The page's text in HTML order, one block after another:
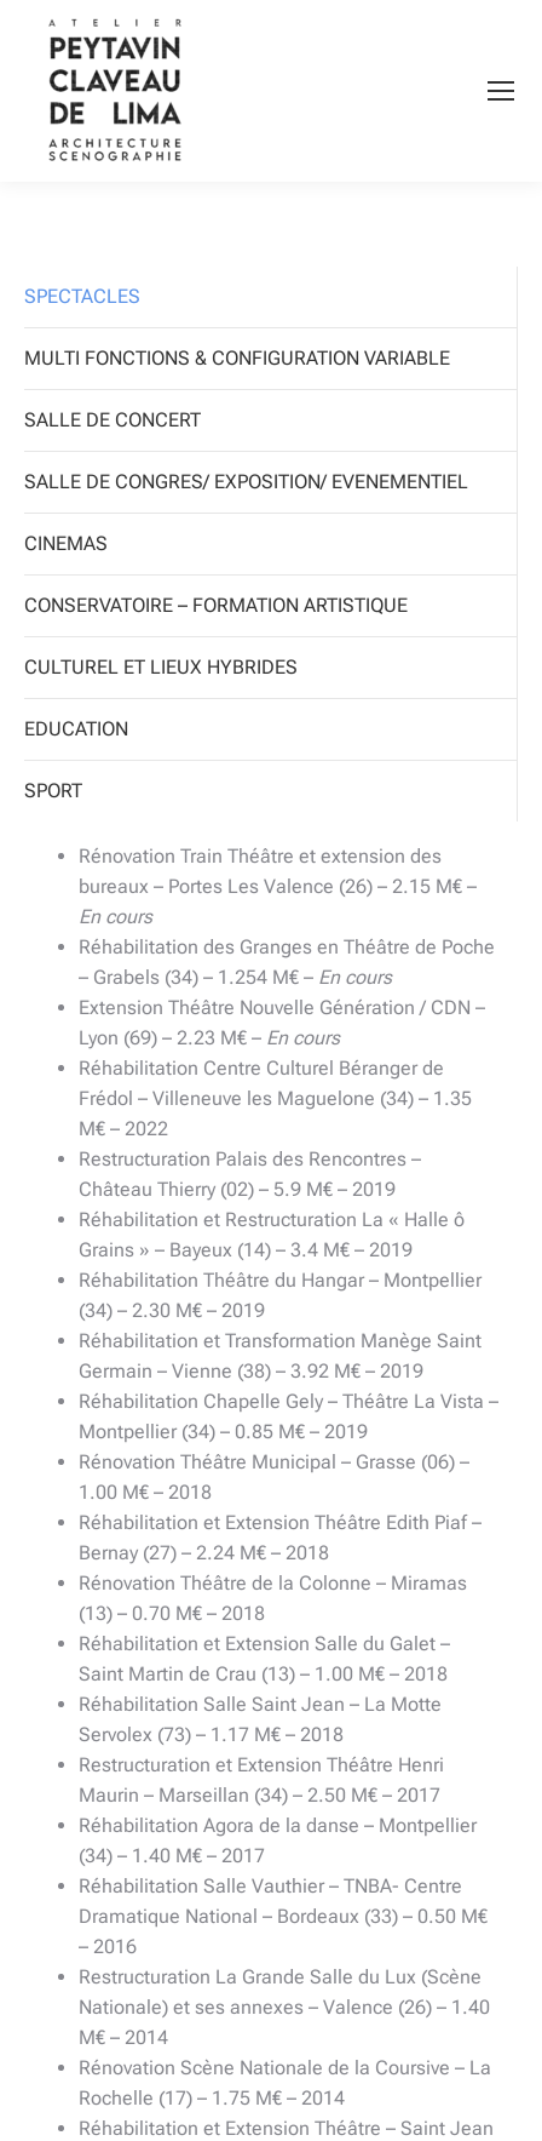
SPECTACLES
MULTI FONCTIONS & CONFIGURATION VARIABLE
SALLE DE CONCERT
SALLE DE CONGRES/ EXPOSITION/ EVENEMENTIEL
CINEMAS
CONSERVATOIRE – FORMATION ARTISTIQUE
CULTUREL ET LIEUX HYBRIDES
EDUCATION
SPORT
Rénovation Train Théâtre et extension des
bureaux – Portes Les Valence (26) – 2.15 M€ –
En cours
Réhabilitation des Granges en Théâtre de Poche
– Grabels (34) – 1.254 M€ – En cours
Extension Théâtre Nouvelle Génération / CDN –
Lyon (69) – 2.23 M€ – En cours
Réhabilitation Centre Culturel Béranger de
Frédol – Villeneuve les Maguelone (34) – 1.35
M€ – 2022
Restructuration Palais des Rencontres –
Château Thierry (02) – 5.9 M€ – 2019
Réhabilitation et Restructuration La « Halle ô
Grains » – Bayeux (14) – 3.4 M€ – 2019
Réhabilitation Théâtre du Hangar – Montpellier
(34) – 2.30 M€ – 2019
Réhabilitation et Transformation Manège Saint
Germain – Vienne (38) – 3.92 M€ – 2019
Réhabilitation Chapelle Gely – Théâtre La Vista –
Montpellier (34) – 0.85 M€ – 2019
Rénovation Théâtre Municipal – Grasse (06) –
1.00 M€ – 2018
Réhabilitation et Extension Théâtre Edith Piaf –
Bernay (27) – 2.24 M€ – 2018
Rénovation Théâtre de la Colonne – Miramas
(13) – 0.70 M€ – 2018
Réhabilitation et Extension Salle du Galet –
Saint Martin de Crau (13) – 1.00 M€ – 2018
Réhabilitation Salle Saint Jean – La Motte
Servolex (73) – 1.17 M€ – 2018
Restructuration et Extension Théâtre Henri
Maurin – Marseillan (34) – 2.50 M€ – 2017
Réhabilitation Agora de la danse – Montpellier
(34) – 1.40 M€ – 2017
Réhabilitation Salle Vauthier – TNBA- Centre
Dramatique National – Bordeaux (33) – 0.50 M€
– 2016
Restructuration La Grande Salle du Lux (Scène
Nationale) et ses annexes – Valence (26) – 1.40
M€ – 2014
Rénovation Scène Nationale de la Coursive – La
Rochelle (17) – 1.75 M€ – 2014
Réhabilitation et Extension Théâtre – Saint Jean